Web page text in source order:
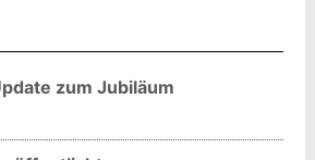
zum Jubiläum